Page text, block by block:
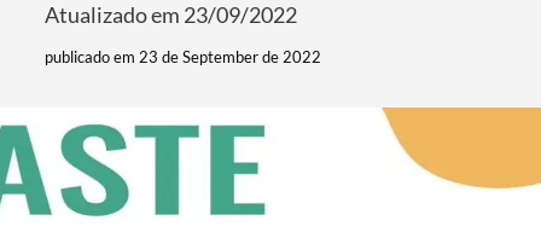
Atualizado em 23/09/2022
publicado em 23 de September de 2022